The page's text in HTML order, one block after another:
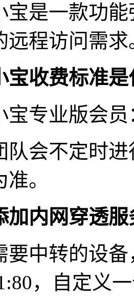
一款功能
远程访问需求
收费标准是
专业版会员
不定时进
。
内网穿透服
转的设备
，自定义